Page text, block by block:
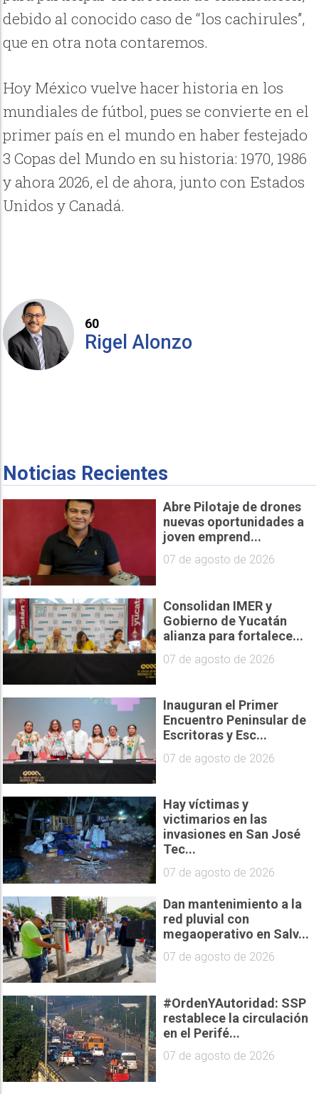
debido al conocido caso de “los cachirules”,
que en otra nota contaremos.
Hoy México vuelve hacer historia en los
mundiales de fútbol, pues se convierte en el
primer país en el mundo en haber festejado
3 Copas del Mundo en su historia: 1970, 1986
y ahora 2026, el de ahora, junto con Estados
Unidos y Canadá.
60
Rigel Alonzo
Noticias Recientes
Abre Pilotaje de drones
nuevas oportunidades a
joven emprend...
07 de agosto de 2026
Consolidan IMER y
Gobierno de Yucatán
alianza para fortalece...
07 de agosto de 2026
Inauguran el Primer
Encuentro Peninsular de
Escritoras y Esc...
07 de agosto de 2026
Hay víctimas y
victimarios en las
invasiones en San José
Tec...
07 de agosto de 2026
Dan mantenimiento a la
red pluvial con
megaoperativo en Salv...
07 de agosto de 2026
#OrdenYAutoridad: SSP
restablece la circulación
en el Perifé...
07 de agosto de 2026